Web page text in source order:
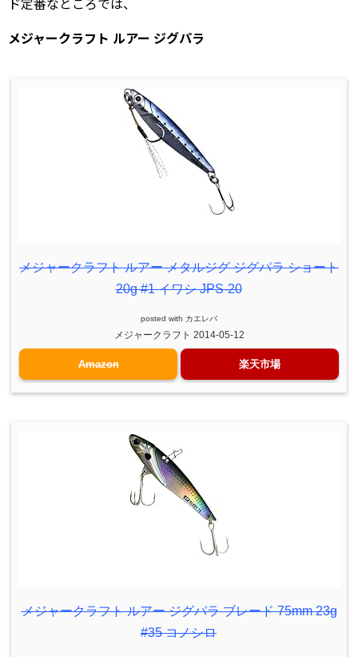
メジャークラフト ルアー ジグパラ
メジャークラフト ルアー メタルジグ ジグパラ ショート
20g #1 イワシ JPS-20
posted with カエレバ
メジャークラフト 2014-05-12
Amazon 楽天市場
メジャークラフト ルアー ジグパラ ブレード 75mm 23g
#35 コノシロ